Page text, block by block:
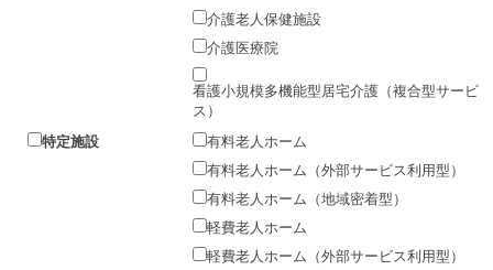
介護老人保健施設
介護医療院
看護小規模多機能型居宅介護（複合型サービ
ス）
特定施設
有料老人ホーム
有料老人ホーム（外部サービス利用型）
有料老人ホーム（地域密着型）
軽費老人ホーム
軽費老人ホーム（外部サービス利用型）